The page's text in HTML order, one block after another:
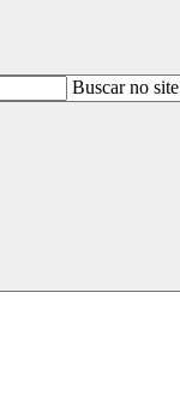
BuscarBuscar no site
Buscar